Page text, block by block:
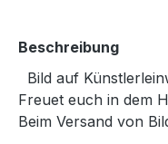
Beschreibung
Bild auf
Freuet euch in dem
Beim Versand von